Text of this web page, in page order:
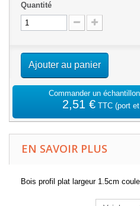
Quantité
Ajouter au panier
Commander un
2,51 € TTC (port
EN SAVOIR PLUS
Bois profil plat largeur 1.5cm